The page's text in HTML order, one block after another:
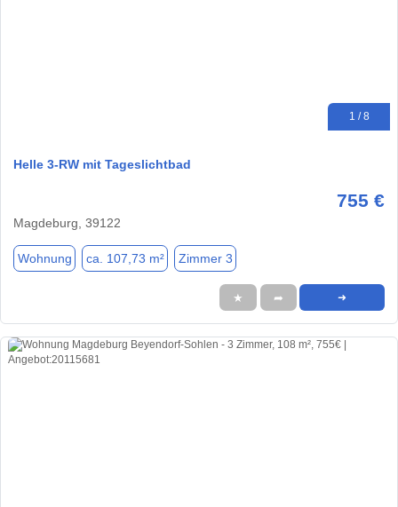
1 / 8
Helle 3-RW mit Tageslichtbad
755 €
Magdeburg, 39122
Wohnung ca. 107,73 m² Zimmer 3
★ ➦ ➜